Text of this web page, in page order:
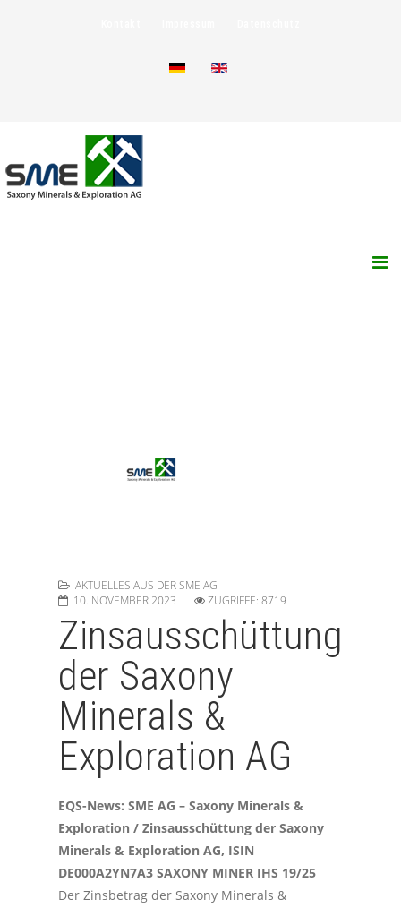
AKTUELLES AUS DER SME AG
10. NOVEMBER 2023
ZUGRIFFE: 8719
Zinsausschüttung
der Saxony
Minerals &
Exploration AG
EQS-News: SME AG – Saxony Minerals &
Exploration / Zinsausschüttung der Saxony
Minerals & Exploration AG, ISIN
DE000A2YN7A3 SAXONY MINER IHS 19/25
Der Zinsbetrag der Saxony Minerals &